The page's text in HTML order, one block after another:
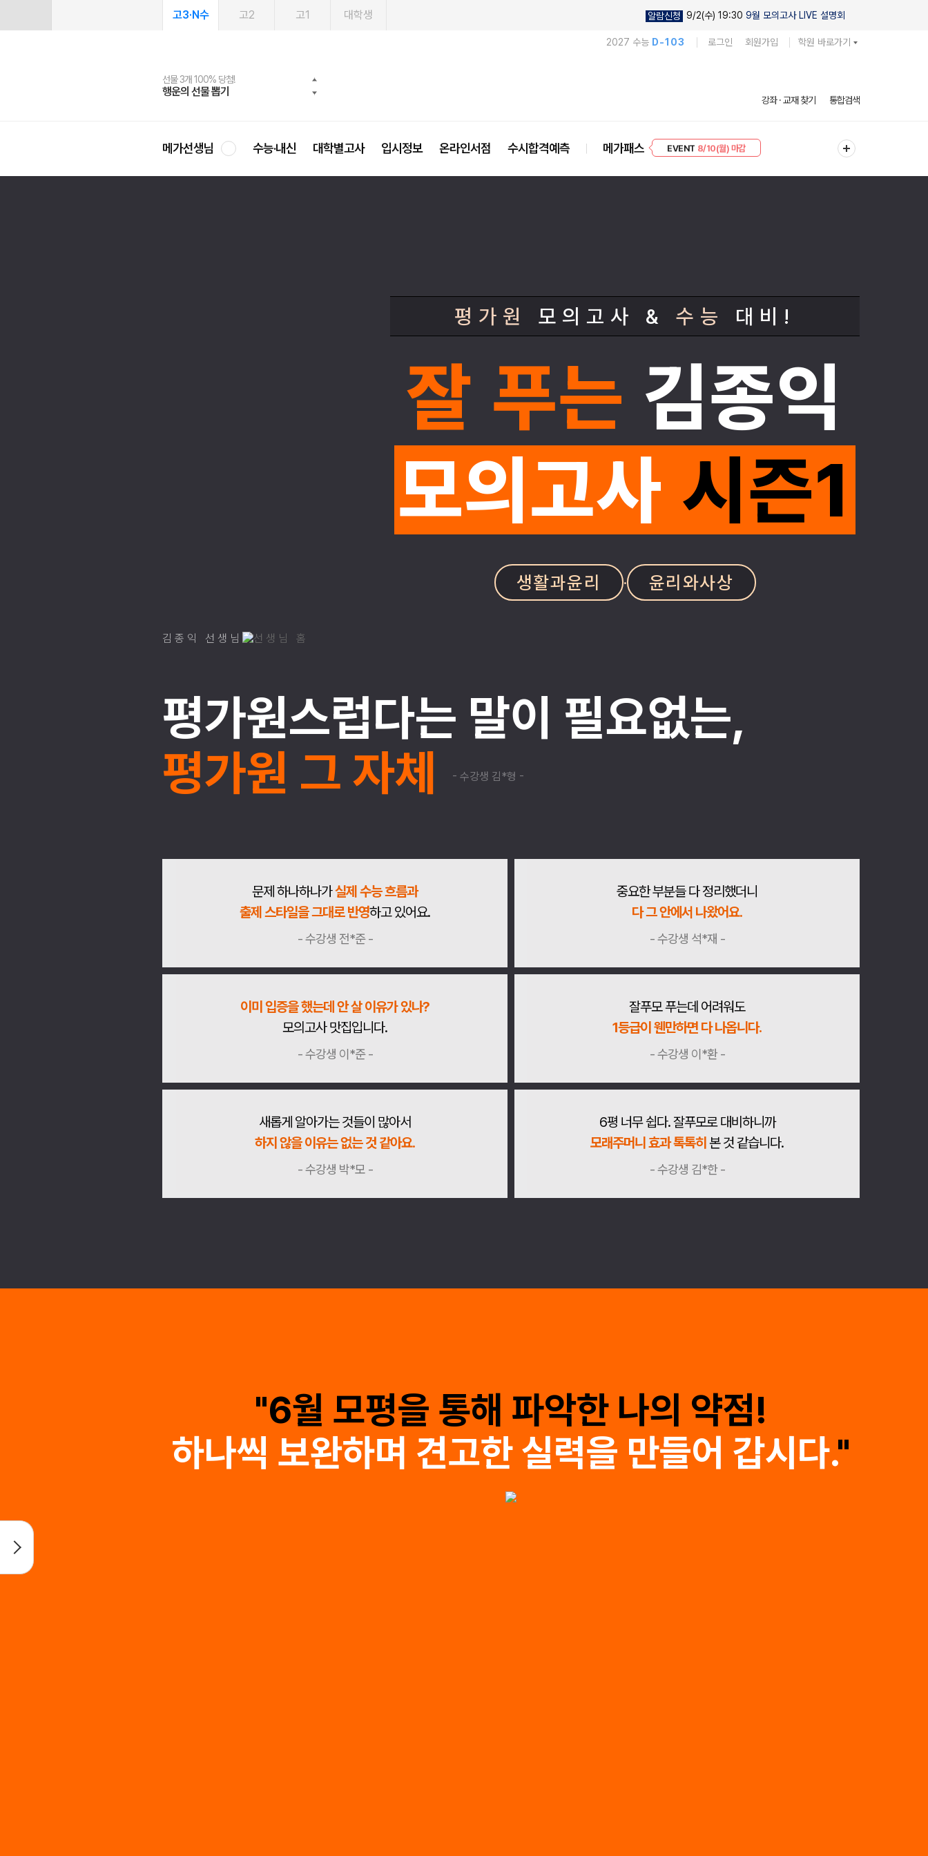
고3·N수 고2 고1 대학생 알람신청 9/2(수) 19:30 9월 모의고사 LIVE 설명회
2027 수능 D-103 로그인 회원가입 학원 바로가기
메가스터디
선물 3개 100% 당첨!
행운의 선물 뽑기
선물 100% 증정!
메가스터디 X 올리브
여름방학 스터디 캐시백
메가런 썸머스쿨
2027 러셀 단과
강사 공개선발
스마트러닝앱
설문 EVENT
메가패스
3일 무료 체험권
메가패스 수강생 무료혜택!
메가클럽 멤버십
사회공헌 캠페인
희망이룸 메가나눔
강좌 · 교재 찾기 통합검색
메가선생님 수능·내신 대학별고사 입시정보 온라인서점 수시합격예측 메가패스
EVENT 8/10(월) 마감
김종익 선생님
평가원 모의고사 & 수능 대비!
잘 푸는 김종익
모의고사 시즌1
생활과윤리 · 윤리와사상
평가원스럽다는 말이 필요없는,
평가원 그 자체
- 수강생 김*형 -
문제 하나하나가실제 수능 흐름과
출제 스타일을 그대로 반영하고 있어요.
- 수강생 전*준 -
중요한 부분들 다 정리했더니
다 그 안에서 나왔어요.
- 수강생 석*재 -
이미 입증을 했는데 안 살 이유가 있나?
모의고사 맛집입니다.
- 수강생 이*준 -
잘푸모 푸는데 어려워도
1등급이 웬만하면 다 나옵니다.
- 수강생 이*환 -
새롭게 알아가는 것들이 많아서
하지 않을 이유는 없는 것 같아요.
- 수강생 박*모 -
6평 너무 쉽다. 잘푸모로 대비하니까
모래주머니 효과 톡톡히 본 것 같습니다.
- 수강생 김*한 -
"6월 모평을 통해 파악한 나의 약점!
하나씩 보완하며 견고한 실력을 만들어 갑시다."